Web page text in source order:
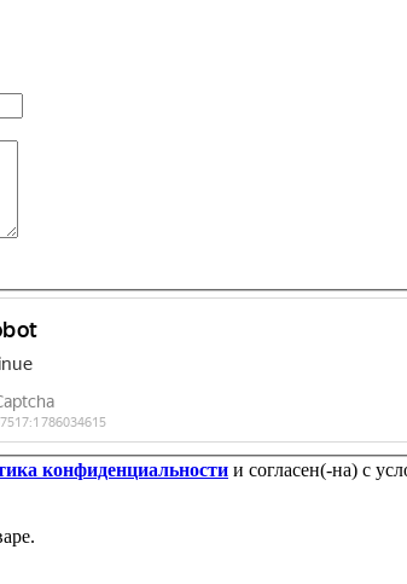
конфиденциальности и согласен(-на) с